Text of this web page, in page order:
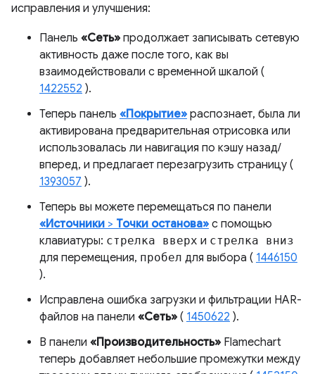
исправления и улучшения:
Панель «Сеть» продолжает записывать сетевую
активность даже после того, как вы
взаимодействовали с временной шкалой (
1422552 ).
Теперь панель «Покрытие» распознает, была ли
активирована предварительная отрисовка или
использовалась ли навигация по кэшу назад/
вперед, и предлагает перезагрузить страницу (
1393057 ).
Теперь вы можете перемещаться по панели
«Источники > Точки останова» с помощью
клавиатуры: стрелка вверх и стрелка вниз
для перемещения, пробел для выбора ( 1446150
).
Исправлена ​​ошибка загрузки и фильтрации HAR-
файлов на панели «Сеть» ( 1450622 ).
В панели «Производительность» Flamechart
теперь добавляет небольшие промежутки между